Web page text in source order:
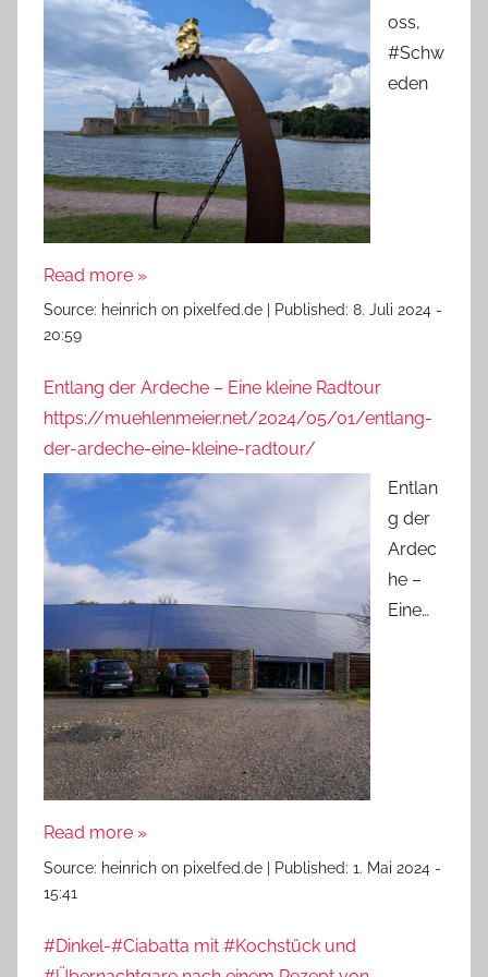
oss,
#Schw
eden
Read more »
Source: heinrich on pixelfed.de Published: 8. Juli 2024 -
20:59
Entlang der Ardeche – Eine kleine Radtour
https://muehlenmeier.net/2024/05/01/entlang-
der-ardeche-eine-kleine-radtour/
Entlan
g der
Ardec
he –
Eine…
Read more »
Source: heinrich on pixelfed.de Published: 1. Mai 2024 -
15:41
#Dinkel-#Ciabatta mit #Kochstück und